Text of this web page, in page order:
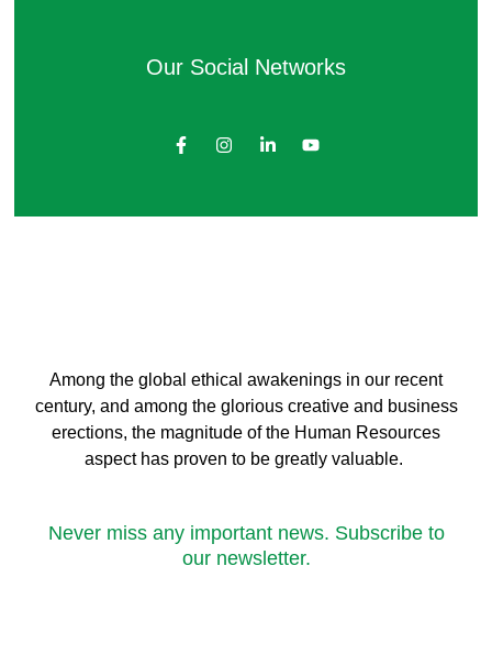
Our Social Networks
Among the global ethical awakenings in our recent
century, and among the glorious creative and business
erections, the magnitude of the Human Resources
aspect has proven to be greatly valuable.
Never miss any important news. Subscribe to
our newsletter.